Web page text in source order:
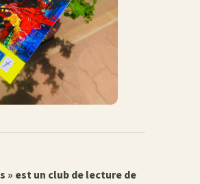
» est un club de lecture de